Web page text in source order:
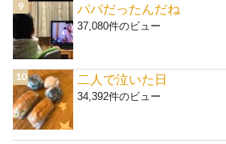
パパだったんだね
37,080件のビュー
二人で泣いた日
34,392件のビュー